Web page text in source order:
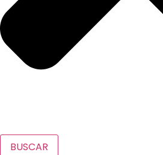
BUSCAR